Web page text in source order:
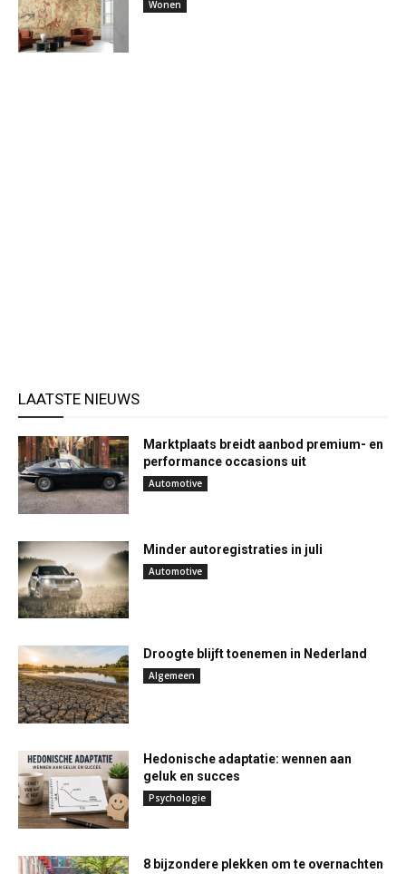
Wonen
LAATSTE NIEUWS
Marktplaats breidt aanbod premium- en
performance occasions uit
Automotive
Minder autoregistraties in juli
Automotive
Droogte blijft toenemen in Nederland
Algemeen
Hedonische adaptatie: wennen aan
geluk en succes
Psychologie
8 bijzondere plekken om te overnachten